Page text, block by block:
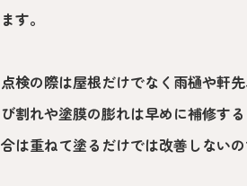
ます。
点検の際は屋根だけでなく雨樋や軒
び割れや塗膜の膨れは早めに補修す
合は重ねて塗るだけでは改善しない